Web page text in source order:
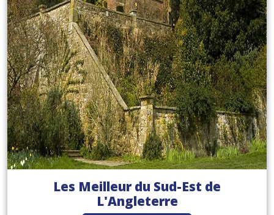
Les Meilleur du Sud-Est de
L'Angleterre